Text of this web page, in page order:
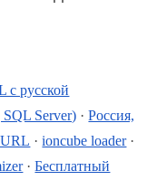
с русской
Server) ·Россия,
·ioncube loader·
·Бесплатный